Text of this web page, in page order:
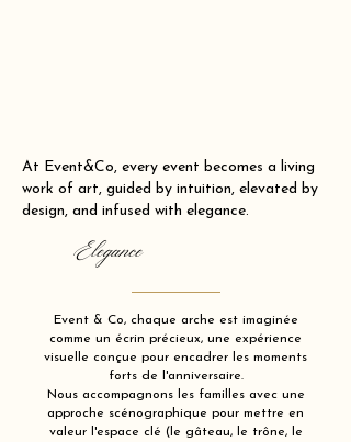
At Event&Co, every event becomes a living
work of art, guided by intuition, elevated by
design, and infused with elegance.
Elegance
Event & Co, chaque arche est imaginée
comme un écrin précieux, une expérience
visuelle conçue pour encadrer les moments
forts de l'anniversaire.
Nous accompagnons les familles avec une
approche scénographique pour mettre en
valeur l'espace clé (le gâteau, le trône, le